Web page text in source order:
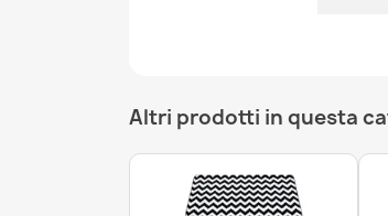
Altri prodotti in questa